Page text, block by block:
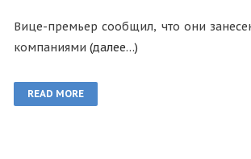
Вице-премьер сообщил, что они
компаниями (далее…)
READ MORE